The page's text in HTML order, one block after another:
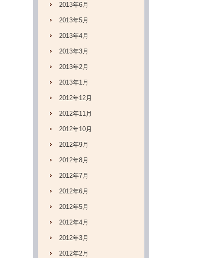
2013年6月
2013年5月
2013年4月
2013年3月
2013年2月
2013年1月
2012年12月
2012年11月
2012年10月
2012年9月
2012年8月
2012年7月
2012年6月
2012年5月
2012年4月
2012年3月
2012年2月